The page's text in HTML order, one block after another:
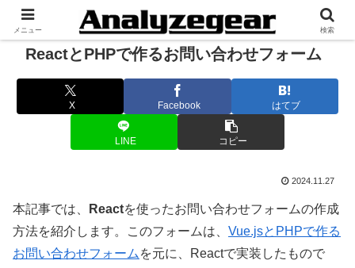
ReactとPHPで作るお問い合わせフォーム
X Facebook はてブ
LINE コピー
2024.11.27
本記事では、 Reactを使ったお問い合わせフォームの作成
方法を紹介します。このフォームは、 Vue.jsとPHPで作る
お問い合わせフォーム を元に、Reactで実装したもので
メニュー 検索